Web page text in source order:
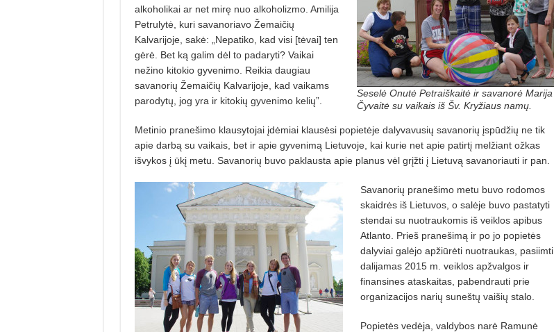
Seselė Onutė Petraiškaitė ir savanorė Marija
Čyvaitė su vaikais iš Šv. Kryžiaus namų.
alkoholikai ar net mirę nuo alkoholizmo. Amilija
Petrulytė, kuri savanoriavo Žemaičių
Kalvarijoje, sakė: „Nepatiko, kad visi [tėvai] ten
gėrė. Bet ką galim dėl to padaryti? Vaikai
nežino kitokio gyvenimo. Reikia daugiau
savanorių Žemaičių Kalvarijoje, kad vaikams
parodytų, jog yra ir kitokių gyvenimo kelių”.
Metinio pranešimo klausytojai įdėmiai klausėsi popietėje dalyvavusių savanorių įspūdžių ne tik
apie darbą su vaikais, bet ir apie gyvenimą Lietuvoje, kai kurie net apie patirtį melžiant ožkas
išvykos į ūkį metu. Savanorių buvo paklausta apie planus vėl grįžti į Lietuvą savanoriauti ir pan.
Savanorių pranešimo metu buvo rodomos
skaidrės iš Lietuvos, o salėje buvo pastatyti
stendai su nuotraukomis iš veiklos apibus
Atlanto. Prieš pranešimą ir po jo popietės
dalyviai galėjo apžiūrėti nuotraukas, pasiimti
dalijamas 2015 m. veiklos apžvalgos ir
finansines ataskaitas, pabendrauti prie
organizacijos narių suneštų vaišių stalo.
Popietės vedėja, valdybos narė Ramunė